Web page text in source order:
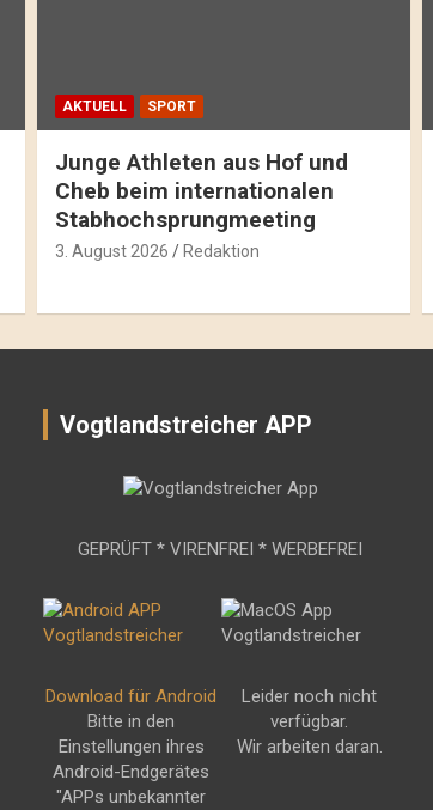
AKTUELL SPORT
Junge Athleten aus Hof und
Cheb beim internationalen
Stabhochsprungmeeting
3. August 2026 Redaktion
Vogtlandstreicher APP
GEPRÜFT * VIRENFREI * WERBEFREI
Download für Android
Bitte in den
Einstellungen ihres
Android-Endgerätes
"APPs unbekannter
Leider noch nicht
verfügbar.
Wir arbeiten daran.